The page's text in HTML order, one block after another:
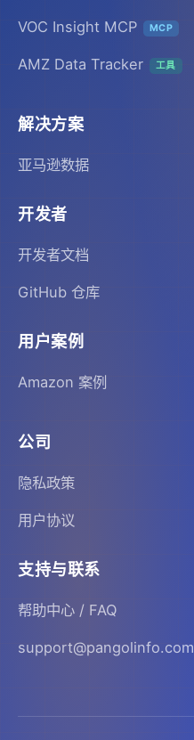
VOC Insight MCP MCP
AMZ Data Tracker 工具
解决方案
亚马逊数据
开发者
开发者文档
GitHub 仓库
用户案例
Amazon 案例
公司
隐私政策
用户协议
支持与联系
帮助中心 / FAQ
support@pangolinfo.com